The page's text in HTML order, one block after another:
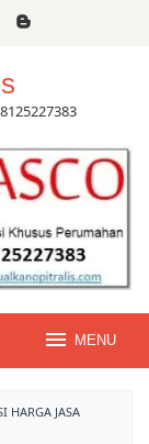
MENU
HARGA JASA